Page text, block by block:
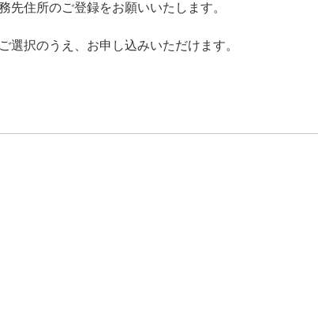
住所のご登録をお願いいたします。
択のうえ、お申し込みいただけます。